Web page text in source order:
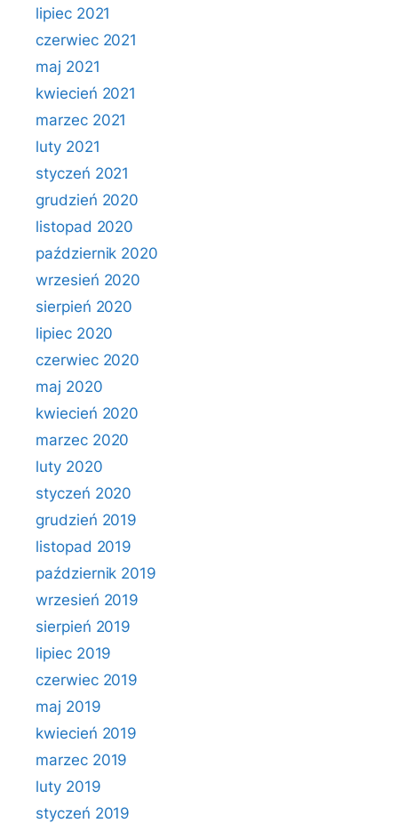
lipiec 2021
czerwiec 2021
maj 2021
kwiecień 2021
marzec 2021
luty 2021
styczeń 2021
grudzień 2020
listopad 2020
październik 2020
wrzesień 2020
sierpień 2020
lipiec 2020
czerwiec 2020
maj 2020
kwiecień 2020
marzec 2020
luty 2020
styczeń 2020
grudzień 2019
listopad 2019
październik 2019
wrzesień 2019
sierpień 2019
lipiec 2019
czerwiec 2019
maj 2019
kwiecień 2019
marzec 2019
luty 2019
styczeń 2019